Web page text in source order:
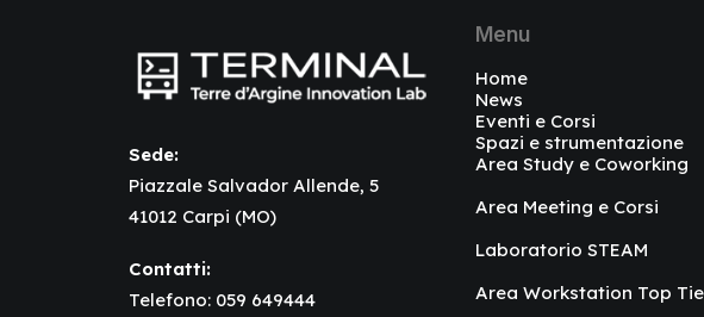
Sede:
Piazzale Salvador Allende, 5
41012 Carpi (MO)
Contatti:
Telefono: 059 649444
Menu
Home
News
Eventi e Corsi
Spazi e strumentazione
Area Study e Coworking
Area Meeting e Corsi
Laboratorio STEAM
Area Workstation Top